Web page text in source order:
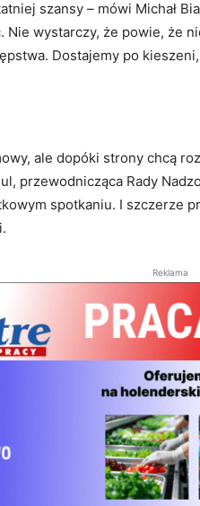
szansy – mówi Michał
Nie wystarczy, że powie, że
Dostajemy po
ale dopóki strony chcą
przewodnicząca Rady
spotkaniu. I szczerze
Reklama